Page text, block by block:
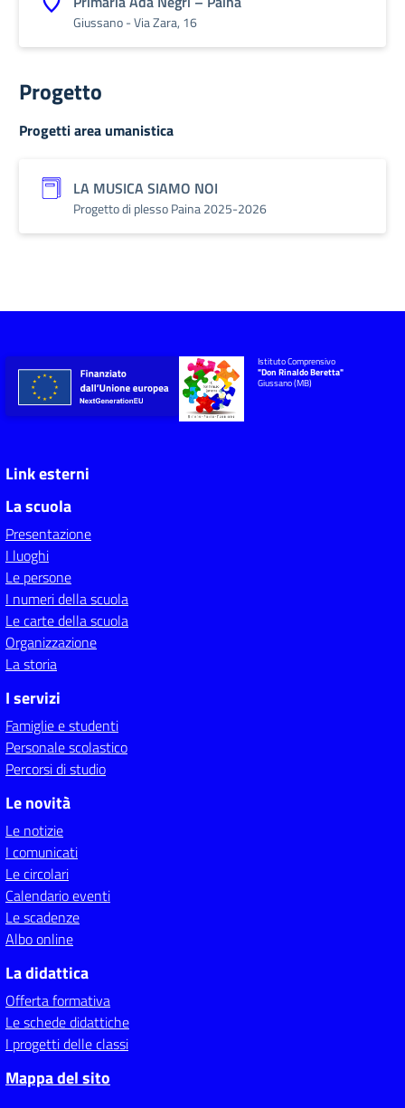
Giussano - Via Zara, 16
Progetto
Progetti area umanistica
LA MUSICA SIAMO NOI
Progetto di plesso Paina 2025-2026
Istituto Comprensivo
"Don Rinaldo Beretta"
Giussano (MB)
Link esterni
La scuola
Presentazione
I luoghi
Le persone
I numeri della scuola
Le carte della scuola
Organizzazione
La storia
I servizi
Famiglie e studenti
Personale scolastico
Percorsi di studio
Le novità
Le notizie
I comunicati
Le circolari
Calendario eventi
Le scadenze
Albo online
La didattica
Offerta formativa
Le schede didattiche
I progetti delle classi
Mappa del sito